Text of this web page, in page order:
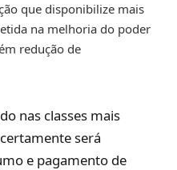
que disponibilize mais
na melhoria do poder
redução de
nas classes mais
será
e pagamento de